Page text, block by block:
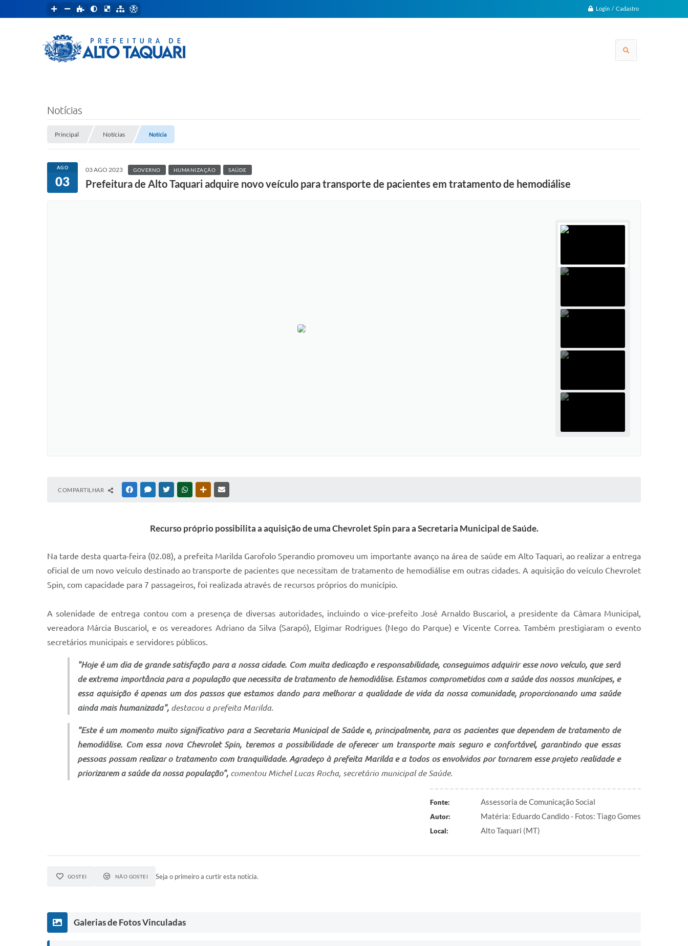
Login / Cadastro
Notícias
Principal Notícias Notícia
AGO
03
03 AGO 2023 GOVERNO HUMANIZAÇÃO SAÚDE
Prefeitura de Alto Taquari adquire novo veículo para transporte de pacientes em tratamento de hemodiálise
COMPARTILHAR FACEBOOKMESSENGER
TWITTERWHATSAPPOUTRAS MÍDIAS
Recurso próprio possibilita a aquisição de uma Chevrolet Spin para a Secretaria Municipal de Saúde.
Na tarde desta quarta-feira (02.08), a prefeita Marilda Garofolo Sperandio promoveu um importante avanço na área de saúde em Alto Taquari, ao realizar a entrega
oficial de um novo veículo destinado ao transporte de pacientes que necessitam de tratamento de hemodiálise em outras cidades. A aquisição do veículo Chevrolet
Spin, com capacidade para 7 passageiros, foi realizada através de recursos próprios do município.
A solenidade de entrega contou com a presença de diversas autoridades, incluindo o vice-prefeito José Arnaldo Buscariol, a presidente da Câmara Municipal,
vereadora Márcia Buscariol, e os vereadores Adriano da Silva (Sarapó), Elgimar Rodrigues (Nego do Parque) e Vicente Correa. Também prestigiaram o evento
secretários municipais e servidores públicos.
"Hoje é um dia de grande satisfação para a nossa cidade. Com muita dedicação e responsabilidade, conseguimos adquirir esse novo veículo, que será
de extrema importância para a população que necessita de tratamento de hemodiálise. Estamos comprometidos com a saúde dos nossos munícipes, e
essa aquisição é apenas um dos passos que estamos dando para melhorar a qualidade de vida da nossa comunidade, proporcionando uma saúde
ainda mais humanizada", destacou a prefeita Marilda.
"Este é um momento muito significativo para a Secretaria Municipal de Saúde e, principalmente, para os pacientes que dependem de tratamento de
hemodiálise. Com essa nova Chevrolet Spin, teremos a possibilidade de oferecer um transporte mais seguro e confortável, garantindo que essas
pessoas possam realizar o tratamento com tranquilidade. Agradeço à prefeita Marilda e a todos os envolvidos por tornarem esse projeto realidade e
priorizarem a saúde da nossa população", comentou Michel Lucas Rocha, secretário municipal de Saúde.
Fonte: Assessoria de Comunicação Social
Autor: Matéria: Eduardo Candido - Fotos: Tiago Gomes
Local: Alto Taquari (MT)
GOSTEI NÃO GOSTEI Seja o primeiro a curtir esta notícia.
Galerias de Fotos Vinculadas